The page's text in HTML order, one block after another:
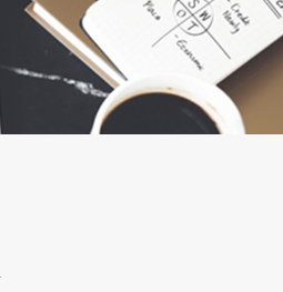
Numérisation